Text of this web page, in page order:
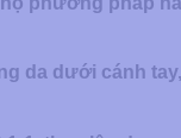
da dưới cánh